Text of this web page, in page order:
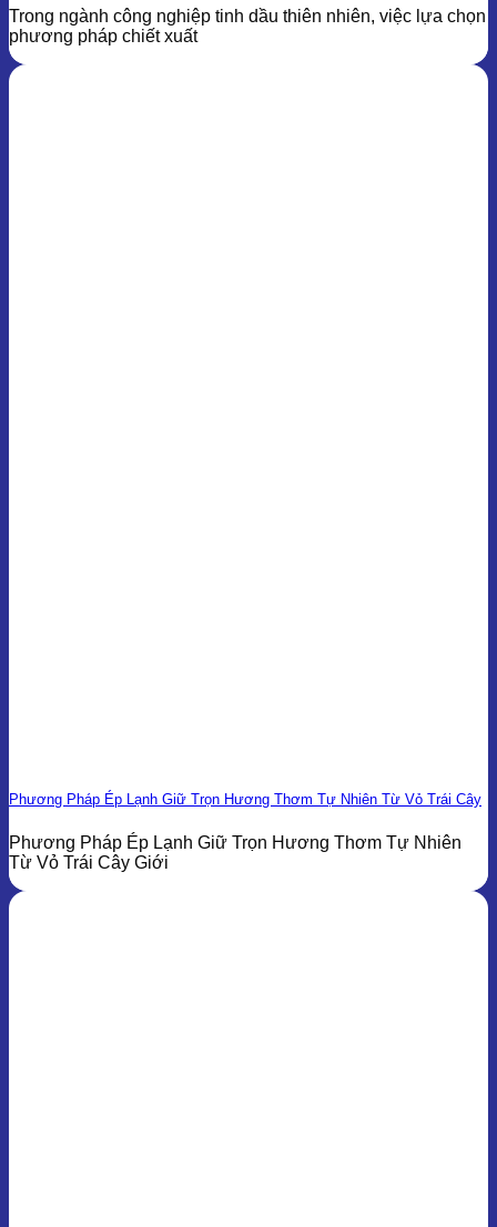
Trong ngành công nghiệp tinh dầu thiên nhiên, việc lựa chọn
phương pháp chiết xuất
Phương Pháp Ép Lạnh Giữ Trọn Hương Thơm Tự Nhiên Từ Vỏ Trái Cây
Phương Pháp Ép Lạnh Giữ Trọn Hương Thơm Tự Nhiên
Từ Vỏ Trái Cây Giới